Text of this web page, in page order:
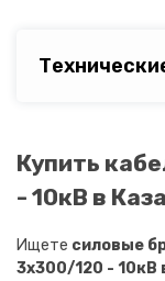
Купить
- 10кВ в
Ищете силовые
3х300/120 - 10кВ